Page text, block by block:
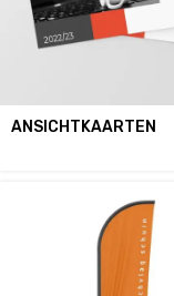
ANSICHTKAARTEN